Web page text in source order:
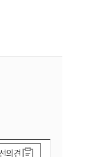
의견